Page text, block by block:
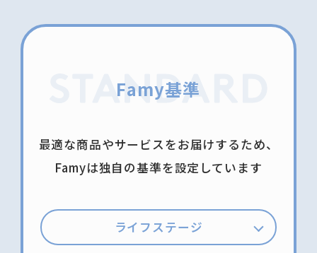
Famy基準
最適な商品やサービスをお届けするため、
Famyは独自の基準を設定しています
ライフステージ